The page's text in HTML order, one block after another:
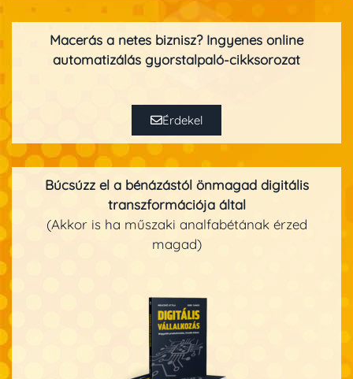
Macerás a netes biznisz? Ingyenes online
automatizálás gyorstalpaló-cikksorozat
Érdekel
Búcsúzz el a bénázástól önmagad digitális
transzformációja által
(Akkor is ha műszaki analfabétának érzed
magad)